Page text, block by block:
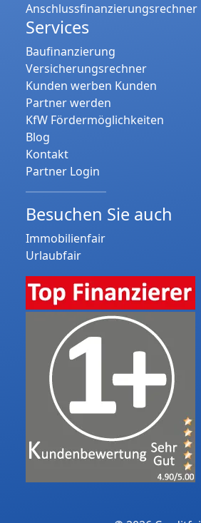
Anschlussfinanzierungsrechner
Services
Baufinanzierung
Versicherungsrechner
Kunden werben Kunden
Partner werden
KfW Fördermöglichkeiten
Blog
Kontakt
Partner Login
Besuchen Sie auch
Immobilienfair
Urlaubfair